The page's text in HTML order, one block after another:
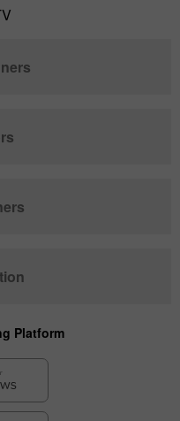
Platform